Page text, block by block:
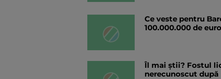
Ce veste pentru
100.000.000 de
Îl mai știi? Fostul
nerecunoscut după